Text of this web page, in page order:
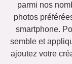
parmi nos
photos
smartphone.
semble et
ajoutez votre